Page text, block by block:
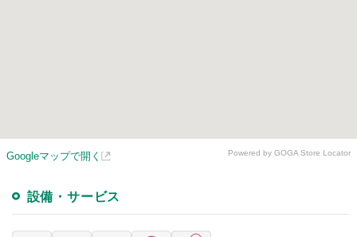
Googleマップで開く Powered by GOGA Store Locator
設備・サービス